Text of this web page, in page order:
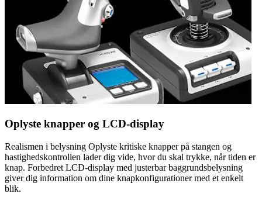
Oplyste knapper og LCD-display
Realismen i belysning Oplyste kritiske knapper på stangen og
hastighedskontrollen lader dig vide, hvor du skal trykke, når tiden er
knap. Forbedret LCD-display med justerbar baggrundsbelysning
giver dig information om dine knapkonfigurationer med et enkelt
blik.